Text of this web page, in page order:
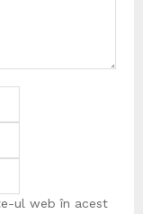
ul web în acest